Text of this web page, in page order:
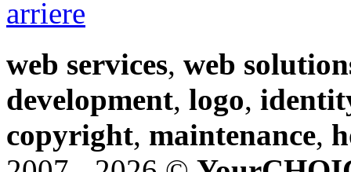
arriere
web services, web
development, logo,
copyright, maintenance,